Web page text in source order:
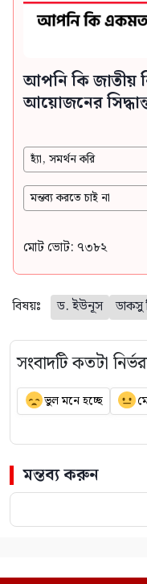
আপনি কি জাতীয়
আয়োজনের
হ্যাঁ, সমর্থন করি
মন্তব্য করতে চাই না
মোট ভোট: ৭৩৮২
বিষয়ঃ ড. ইউনূস ডাকসু
সংবাদটি কতটা
ভুল মনে হচ্ছে
মন্তব্য করুন